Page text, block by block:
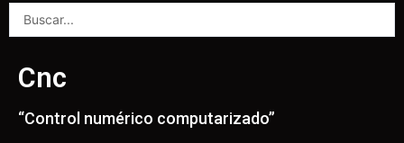
Cnc
“Control numérico computarizado”